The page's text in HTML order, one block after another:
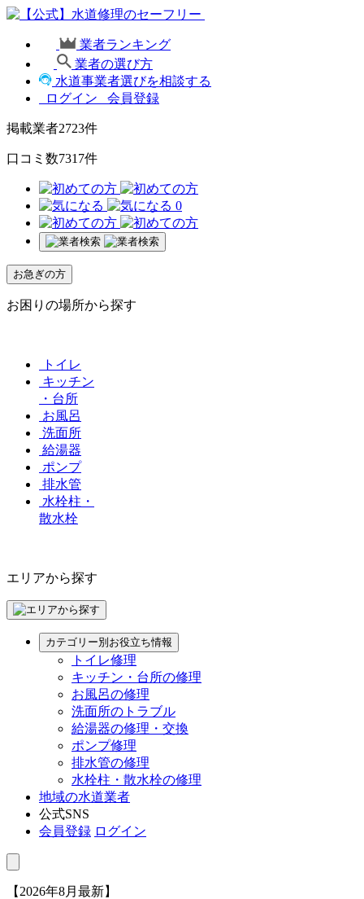
業者ランキング
業者の選び方
水道事業者選びを相談する
ログイン
会員登録
掲載業者2723件
口コミ数7317件
0
お急ぎの方
お困りの場所から探す
トイレ
キッチン
・台所
お風呂
洗面所
給湯器
ポンプ
排水管
水栓柱・
散水栓
エリアから探す
カテゴリー別お役立ち情報
トイレ修理
キッチン・台所の修理
お風呂の修理
洗面所のトラブル
給湯器の修理・交換
ポンプ修理
排水管の修理
水栓柱・散水栓の修理
地域の水道業者
公式SNS
会員登録 ログイン
【2026年8月最新】